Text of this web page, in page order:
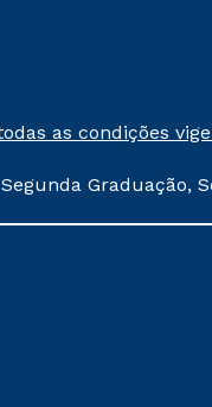
as condições
Graduação,
de